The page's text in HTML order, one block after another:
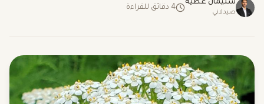
سليمان عطية
صيدلاني
4 دقائق للقراءة